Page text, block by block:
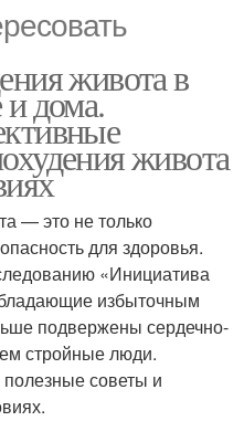
живота в
дома.
живота
— это не только
для здоровья.
«Инициатива
избыточным
подвержены сердечно-
стройные люди.
советы и